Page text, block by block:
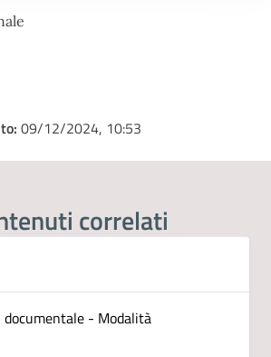
09/12/2024, 10:53
correlati
documentale - Modalità